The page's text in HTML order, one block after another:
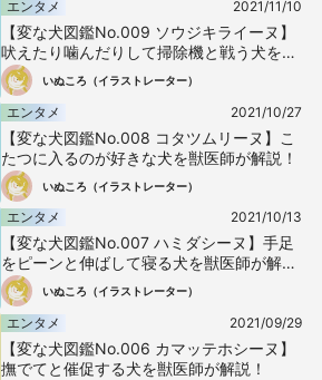
エンタメ 2021/11/10
【変な犬図鑑No.009 ソウジキライーヌ】
吠えたり噛んだりして掃除機と戦う犬を獣
医師が解説！いぬころ（イラストレーター）
エンタメ 2021/10/27
【変な犬図鑑No.008 コタツムリーヌ】こ
たつに入るのが好きな犬を獣医師が解説！
いぬころ（イラストレーター）
エンタメ 2021/10/13
【変な犬図鑑No.007 ハミダシーヌ】手足
をピーンと伸ばして寝る犬を獣医師が解
説！
いぬころ（イラストレーター）
エンタメ 2021/09/29
【変な犬図鑑No.006 カマッテホシーヌ】
撫でてと催促する犬を獣医師が解説！